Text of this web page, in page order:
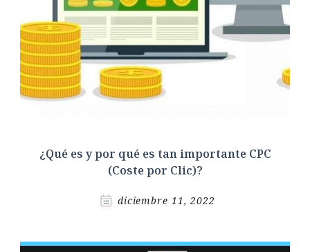
¿Qué es y por qué es tan importante CPC
(Coste por Clic)?
diciembre 11, 2022